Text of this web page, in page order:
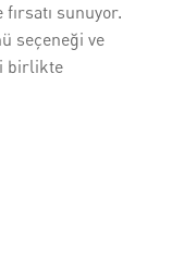
sunuyor.
seçeneği ve
birlikte